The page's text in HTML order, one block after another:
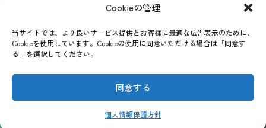
Cookieの管理
当サイトでは、より良いサービス提供とお客様に最適な広告表示のために、
Cookieを使用しています。Cookieの使用に同意いただける場合は「同意す
る」を選択してください。
同意する
個人情報保護方針